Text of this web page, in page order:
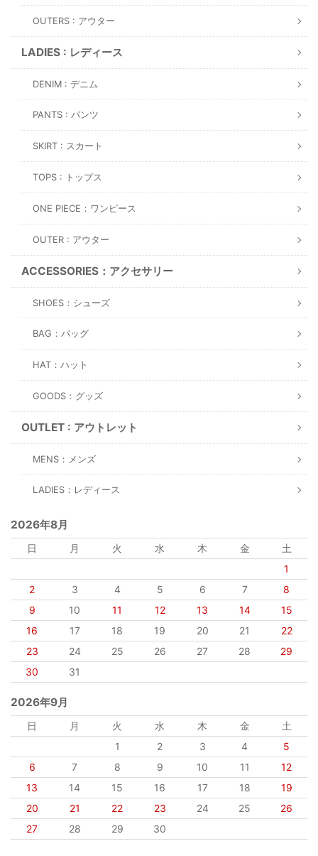
OUTERS : アウター
LADIES : レディース
DENIM : デニム
PANTS : パンツ
SKIRT : スカート
TOPS : トップス
ONE PIECE：ワンピース
OUTER : アウター
ACCESSORIES：アクセサリー
SHOES：シューズ
BAG：バッグ
HAT：ハット
GOODS：グッズ
OUTLET : アウトレット
MENS：メンズ
LADIES：レディース
2026年8月
日 月 火 水 木 金
土
1
2
3 4 5 6 7
8
9
10 11 12 13 14
15
16
17 18 19 20 21
22
23
24 25 26 27 28
29
30
31
2026年9月
日 月 火 水 木 金
土
1
2 3 4
5
6
7 8 9 10 11
12
13
14 15 16 17 18
19
20
21 22 23 24 25
26
27
28 29 30